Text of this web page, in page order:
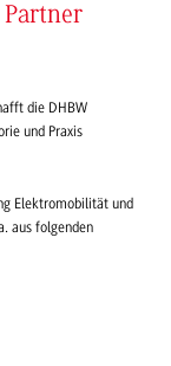
die DHBW
und Praxis
Elektromobilität und
aus folgenden